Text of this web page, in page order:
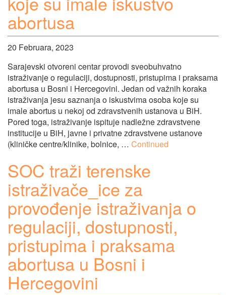
abortusa
20 Februara, 2023
Sarajevski otvoreni centar provodi sveobuhvatno
istraživanje o regulaciji, dostupnosti, pristupima i praksama
abortusa u Bosni i Hercegovini. Jedan od važnih koraka
istraživanja jesu saznanja o iskustvima osoba koje su
imale abortus u nekoj od zdravstvenih ustanova u BiH.
Pored toga, istraživanje ispituje nadležne zdravstvene
institucije u BiH, javne i privatne zdravstvene ustanove
(kliničke centre/klinike, bolnice, … Continued
SOC traži terenske
istraživače_ice za
provođenje istraživanja o
regulaciji, dostupnosti,
pristupima i praksama
abortusa u Bosni i
Hercegovini